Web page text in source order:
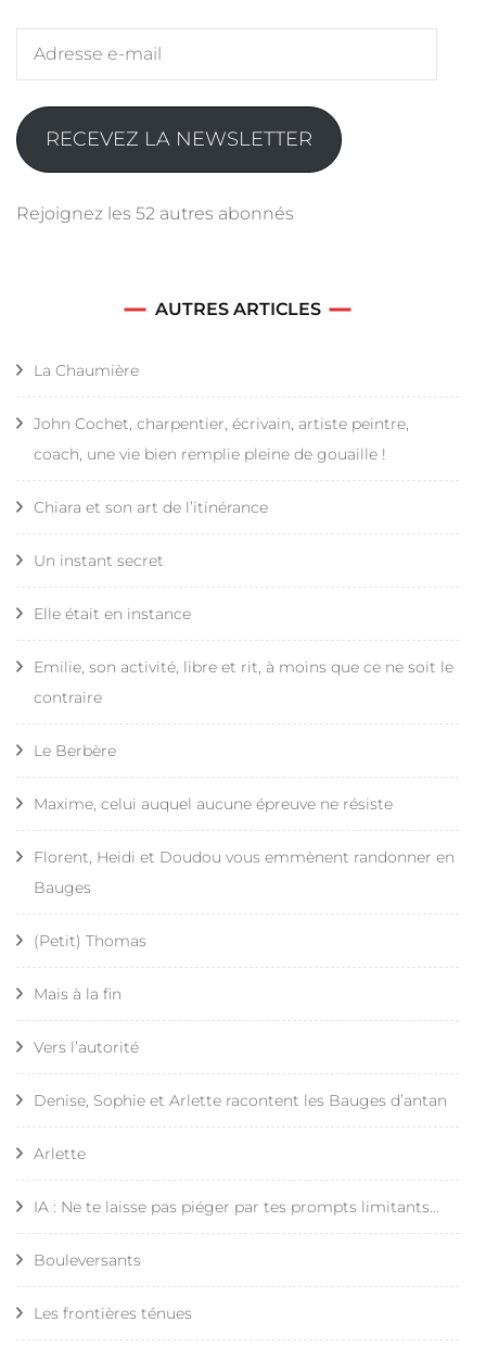
Adresse
mail
RECEVEZ LA NEWSLETTER
Rejoignez les 52 autres abonnés
AUTRES ARTICLES
La Chaumière
John Cochet, charpentier, écrivain, artiste peintre,
coach, une vie bien remplie pleine de gouaille !
Chiara et son art de l’itinérance
Un instant secret
Elle était en instance
Emilie, son activité, libre et rit, à moins que ce ne soit le
contraire
Le Berbère
Maxime, celui auquel aucune épreuve ne résiste
Florent, Heidi et Doudou vous emmènent randonner en
Bauges
(Petit) Thomas
Mais à la fin
Vers l’autorité
Denise, Sophie et Arlette racontent les Bauges d’antan
Arlette
IA : Ne te laisse pas piéger par tes prompts limitants…
Bouleversants
Les frontières ténues